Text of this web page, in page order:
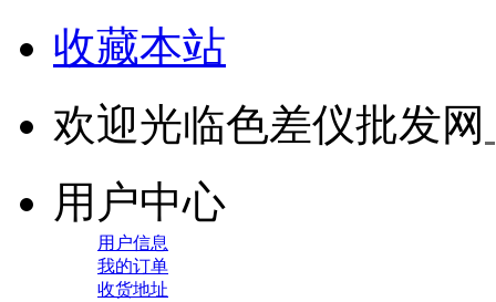
收藏本站
欢迎光临色差仪批发网
用户中心
用户信息
我的订单
收货地址